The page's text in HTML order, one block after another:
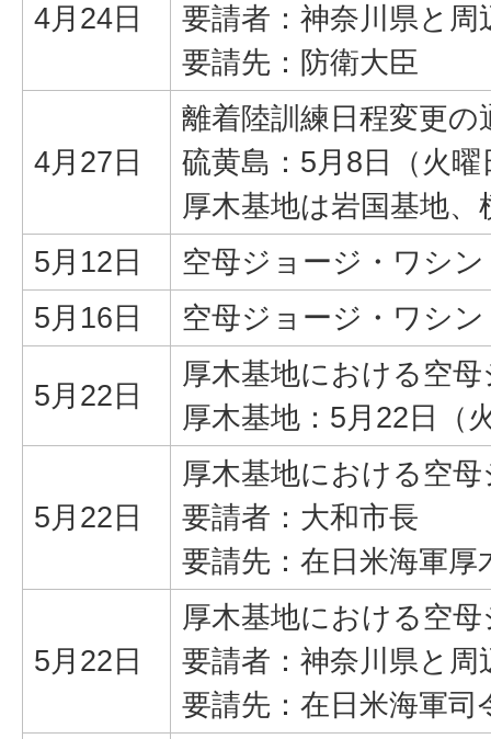
4月24日
要請者：神奈川県と周
要請先：防衛大臣
4月27日
離着陸訓練日程変更の
硫黄島：5月8日（火
厚木基地は岩国基地
5月12日
空母ジョージ・ワシ
5月16日
空母ジョージ・ワシ
5月22日
厚木基地における空
厚木基地：5月22日（
5月22日
厚木基地における空
要請者：大和市長
要請先：在日米海軍厚
5月22日
厚木基地における空
要請者：神奈川県と周
要請先：在日米海軍司